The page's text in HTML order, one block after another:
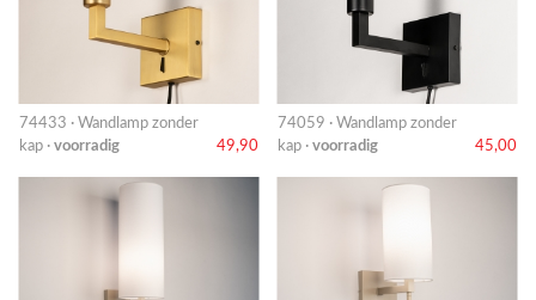
74433 · Wandlamp zonder
kap · voorradig 49,90
74059 · Wandlamp zonder
kap · voorradig 45,00